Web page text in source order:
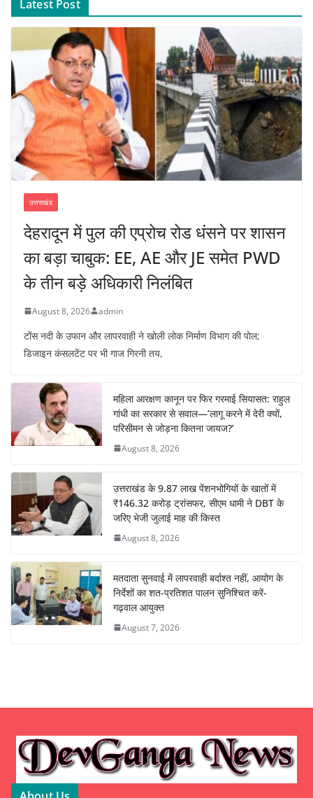
Latest Post
उत्तराखंड
देहरादून में पुल की एप्रोच रोड धंसने पर शासन
का बड़ा चाबुक: EE, AE और JE समेत PWD
के तीन बड़े अधिकारी निलंबित
August 8, 2026 admin
टोंस नदी के उफान और लापरवाही ने खोली लोक निर्माण विभाग की पोल;
डिजाइन कंसलटेंट पर भी गाज गिरनी तय,
महिला आरक्षण कानून पर फिर गरमाई सियासत: राहुल
गांधी का सरकार से सवाल—’लागू करने में देरी क्यों,
परिसीमन से जोड़ना कितना जायज?’
August 8, 2026
उत्तराखंड के 9.87 लाख पेंशनभोगियों के खातों में
₹146.32 करोड़ ट्रांसफर, सीएम धामी ने DBT के
जरिए भेजी जुलाई माह की किस्त
August 8, 2026
मतदाता सुनवाई में लापरवाही बर्दाश्त नहीं, आयोग के
निर्देशों का शत-प्रतिशत पालन सुनिश्चित करें-
गढ़वाल आयुक्त
August 7, 2026